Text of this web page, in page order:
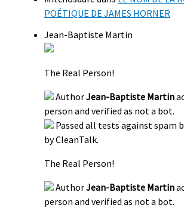
POÉTIQUE DE JAMES HORNER
Jean-Baptiste Martin
The Real Person!
AuthorJean-Baptiste Martin
person and verified as not a bot.
Passed all tests against spam
by CleanTalk.
The Real Person!
AuthorJean-Baptiste Martin
person and verified as not a bot.